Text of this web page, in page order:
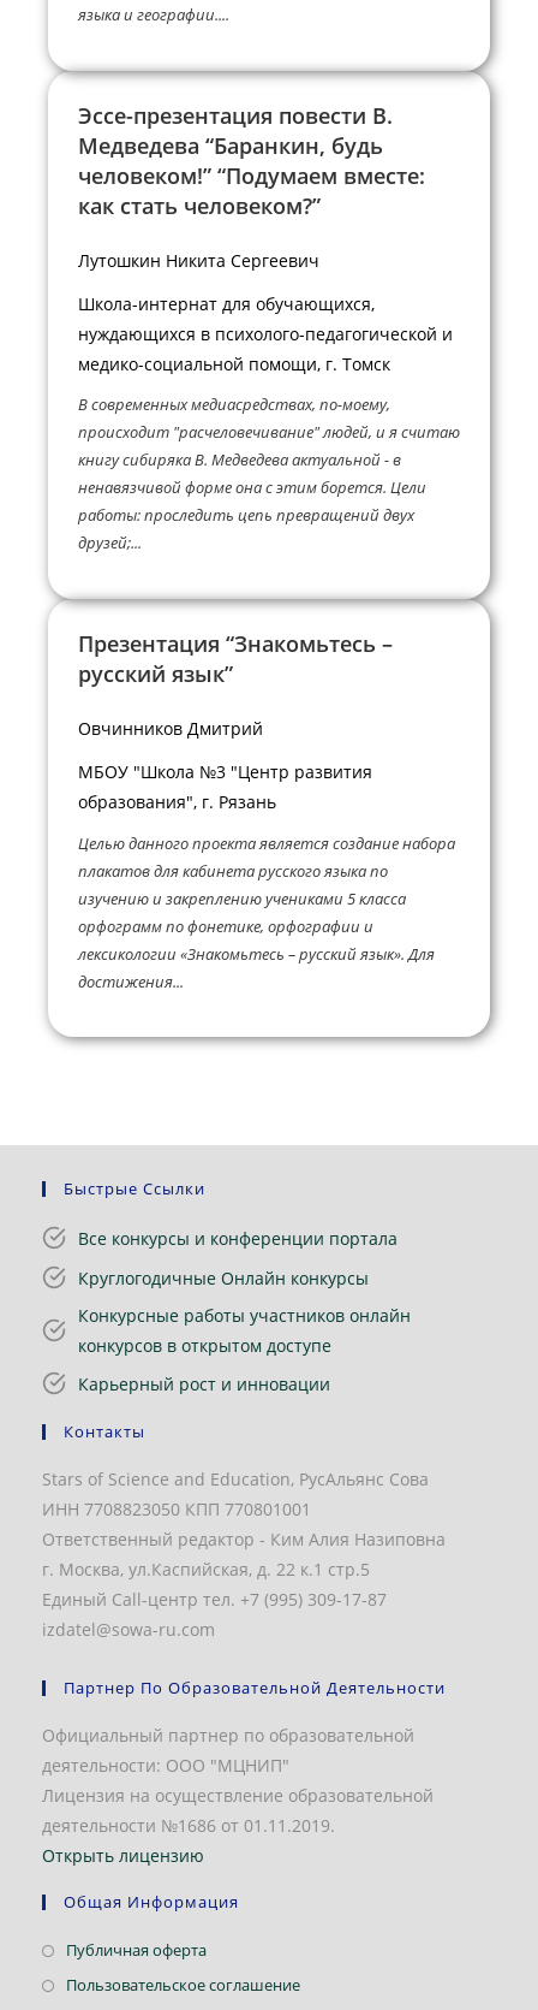
языка и географии....
Эссе-презентация повести В.
Медведева “Баранкин, будь
человеком!” “Подумаем вместе:
как стать человеком?”
Лутошкин Никита Сергеевич
Школа-интернат для обучающихся,
нуждающихся в психолого-педагогической и
медико-социальной помощи, г. Томск
В современных медиасредствах, по-моему,
происходит "расчеловечивание" людей, и я считаю
книгу сибиряка В. Медведева актуальной - в
ненавязчивой форме она с этим борется. Цели
работы: проследить цепь превращений двух
друзей;...
Презентация “Знакомьтесь –
русский язык”
Овчинников Дмитрий
МБОУ "Школа №3 "Центр развития
образования", г. Рязань
Целью данного проекта является создание набора
плакатов для кабинета русского языка по
изучению и закреплению учениками 5 класса
орфограмм по фонетике, орфографии и
лексикологии «Знакомьтесь – русский язык». Для
достижения...
Быстрые Ссылки
Все конкурсы и конференции портала
Круглогодичные Онлайн конкурсы
Конкурсные работы участников онлайн
конкурсов в открытом доступе
Карьерный рост и инновации
Контакты
Stars of Science and Education, РусАльянс Сова
ИНН 7708823050 КПП 770801001
Ответственный редактор - Ким Алия Назиповна
г. Москва, ул.Каспийская, д. 22 к.1 стр.5
Единый Call-центр тел. +7 (995) 309-17-87
izdatel@sowa-ru.com
Партнер По Образовательной Деятельности
Официальный партнер по образовательной
деятельности: ООО "МЦНИП"
Лицензия на осуществление образовательной
деятельности №1686 от 01.11.2019.
Открыть лицензию
Общая Информация
Публичная офертаОткроется
в
Пользовательское соглашениеОткроется